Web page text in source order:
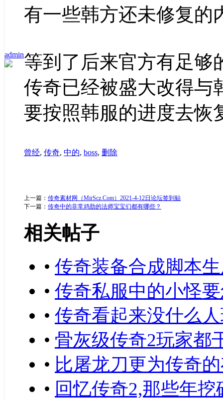
admin
有一些韩方还未修复的
等到了后来官方有足够
传奇已经被盛大改得与
要按照韩服的进度去恢
曾经, 传奇, 中的, boss, 删除
上一篇： 传奇素材网（MirScz.Com）2021-4-12日论坛签到贴
下一篇： 传奇中的非常鸡肋的法师宝宝们都有哪些？
相关帖子
• 传奇装备合成脚本
• 传奇私服中的小怪
• 传奇看起来没什么
• 骨灰级传奇2玩家都
• 比屠龙刀更为传奇
• 回忆传奇2,那些年挖